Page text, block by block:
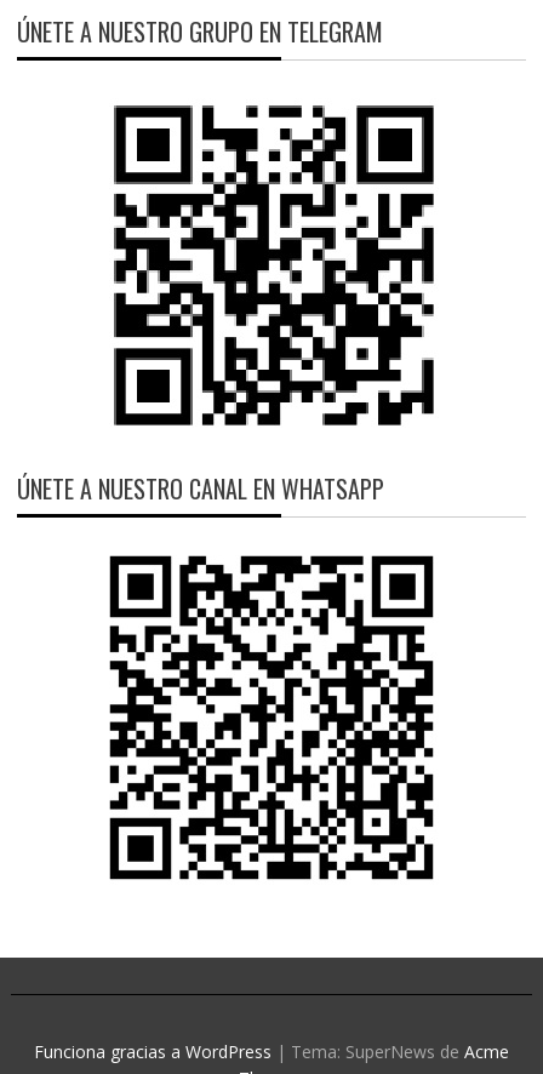
ÚNETE A NUESTRO GRUPO EN TELEGRAM
ÚNETE A NUESTRO CANAL EN WHATSAPP
Funciona gracias a WordPress | Tema: SuperNews de Acme